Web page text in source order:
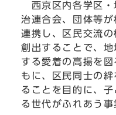
西京区内各学区・
治連合会、団体等が
連携し、区民交流の
創出することで、地
する愛着の高揚を図
もに、区民同士の絆
ることを目的に、
る世代がふれあう事